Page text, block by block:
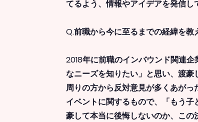
てるよう、情報やアイデアを発信し
Q.前職から今に至るまでの経緯を教
2018年に前職のインバウンド関連
なニーズを知りたい」と思い、渡
周りの方から反対意見が多くあが
イベントに関するもので、「もう
豪して本当に後悔しないのか、こ